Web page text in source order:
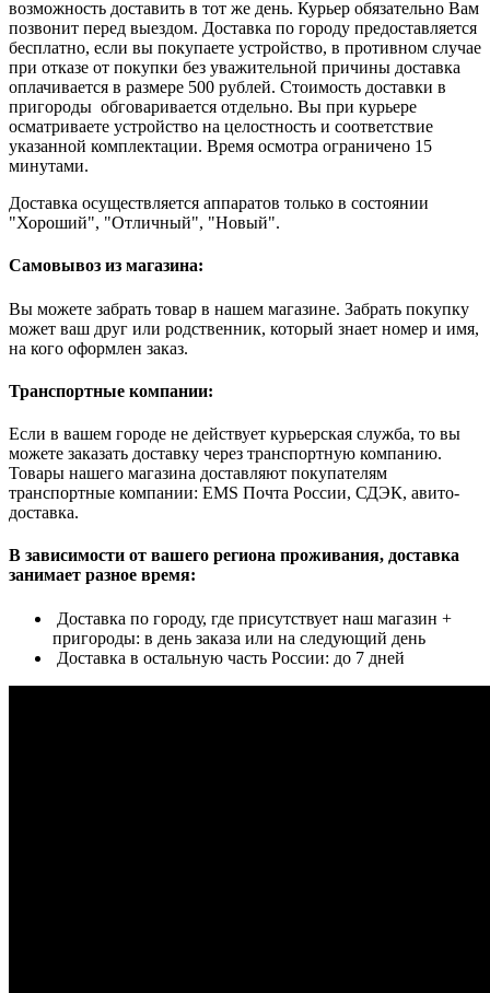
возможность доставить в тот же день. Курьер обязательно Вам
позвонит перед выездом. Доставка по городу предоставляется
бесплатно, если вы покупаете устройство, в противном случае
при отказе от покупки без уважительной причины доставка
оплачивается в размере 500 рублей. Стоимость доставки в
пригороды обговаривается отдельно. Вы при курьере
осматриваете устройство на целостность и соответствие
указанной комплектации. Время осмотра ограничено 15
минутами.
Доставка осуществляется аппаратов только в состоянии
"Хороший", "Отличный", "Новый".
Самовывоз из магазина:
Вы можете забрать товар в нашем магазине. Забрать покупку
может ваш друг или родственник, который знает номер и имя,
на кого оформлен заказ.
Транспортные компании:
Если в вашем городе не действует курьерская служба, то вы
можете заказать доставку через транспортную компанию.
Товары нашего магазина доставляют покупателям
транспортные компании: EMS Почта России, СДЭК, авито-
доставка.
В зависимости от вашего региона проживания, доставка
занимает разное время:
Доставка по городу, где присутствует наш магазин +
пригороды: в день заказа или на следующий день
Доставка в остальную часть России: до 7 дней